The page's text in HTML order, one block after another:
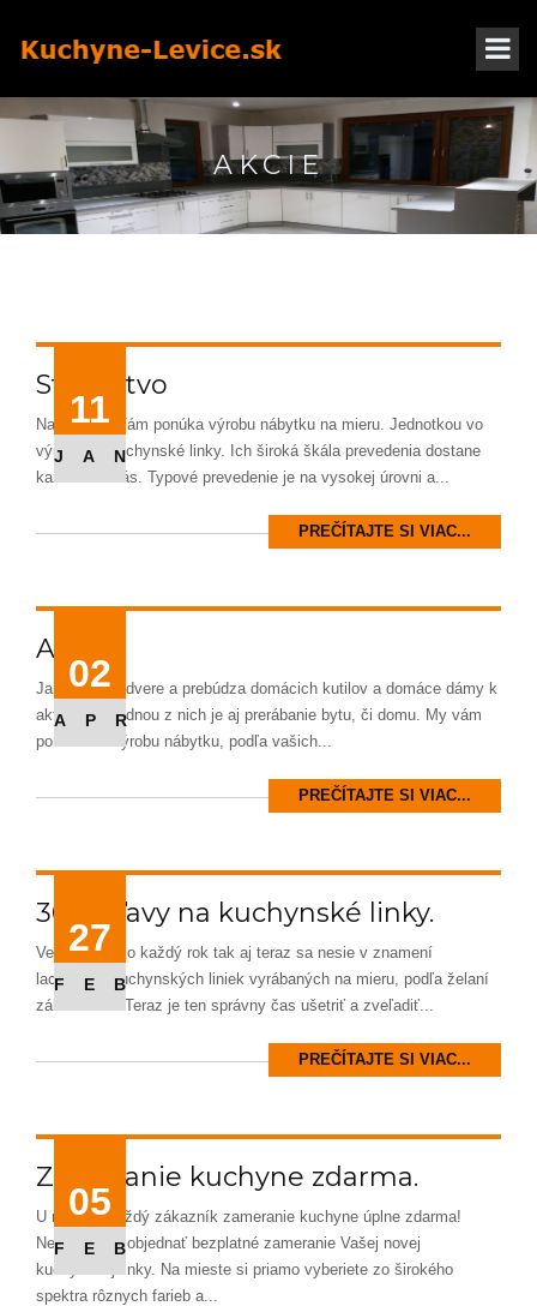
AKCIE
11
JAN
Stolárstvo
Naša firma Vám ponúka výrobu nábytku na mieru. Jednotkou vo
výrobe sú kuchynské linky. Ich široká škála prevedenia dostane
každého z nás. Typové prevedenie je na vysokej úrovni a...
PREČÍTAJTE SI VIAC...
02
APR
Apríl
Jar klope na dvere a prebúdza domácich kutilov a domáce dámy k
aktivitám. Jednou z nich je aj prerábanie bytu, či domu. My vám
ponúkame výrobu nábytku, podľa vašich...
PREČÍTAJTE SI VIAC...
27
FEB
30 % zľavy na kuchynské linky.
Veľká noc ako každý rok tak aj teraz sa nesie v znamení
lacnejších kuchynských liniek vyrábaných na mieru, podľa želaní
zákazníkov. Teraz je ten správny čas ušetriť a zveľadiť...
PREČÍTAJTE SI VIAC...
05
FEB
Zameranie kuchyne zdarma.
U nás má každý zákazník zameranie kuchyne úplne zdarma!
Neváhajte si objednať bezplatné zameranie Vašej novej
kuchynskej linky. Na mieste si priamo vyberiete zo širokého
spektra rôznych farieb a...